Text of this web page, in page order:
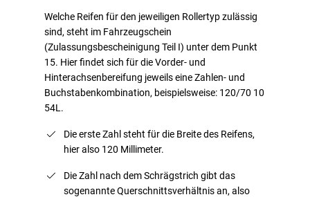
Welche Reifen für den jeweiligen Rollertyp zulässig
sind, steht im Fahrzeugschein
(Zulassungsbescheinigung Teil I) unter dem Punkt
15. Hier findet sich für die Vorder- und
Hinterachsenbereifung jeweils eine Zahlen- und
Buchstabenkombination, beispielsweise: 120/70 10
54L.
Die erste Zahl steht für die Breite des Reifens,
hier also 120 Millimeter.
Die Zahl nach dem Schrägstrich gibt das
sogenannte Querschnittsverhältnis an, also